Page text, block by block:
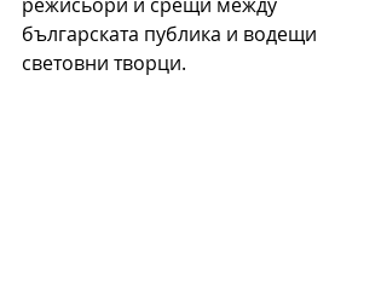
българската публика и водещи
световни творци.